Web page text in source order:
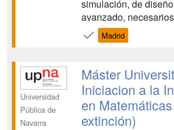
simulación, de
avanzado,
investigación y el
en el área de la
Fisión y de Fusión
aspectos de sus
Madrid
Universidad
Pública de
Navarra
Máster
Iniciacion a la
en
extinción)